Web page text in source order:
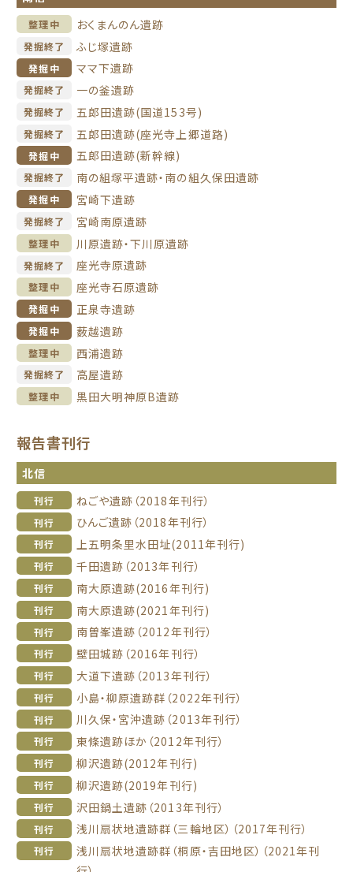
整理中 おくまんのん遺跡
発掘終了 ふじ塚遺跡
発掘中 ママ下遺跡
発掘終了 一の釜遺跡
発掘終了 五郎田遺跡(国道153号)
発掘終了 五郎田遺跡(座光寺上郷道路)
発掘中 五郎田遺跡(新幹線)
発掘終了 南の組塚平遺跡・南の組久保田遺跡
発掘中 宮崎下遺跡
発掘終了 宮崎南原遺跡
整理中 川原遺跡・下川原遺跡
発掘終了 座光寺原遺跡
整理中 座光寺石原遺跡
発掘中 正泉寺遺跡
発掘中 薮越遺跡
整理中 西浦遺跡
発掘終了 高屋遺跡
整理中 黒田大明神原B遺跡
報告書刊行
北信
刊行 ねごや遺跡（2018年刊行）
刊行 ひんご遺跡（2018年刊行）
刊行 上五明条里水田址(2011年刊行)
刊行 千田遺跡（2013年刊行）
刊行 南大原遺跡(2016年刊行)
刊行 南大原遺跡(2021年刊行)
刊行 南曽峯遺跡（2012年刊行）
刊行 壁田城跡（2016年刊行）
刊行 大道下遺跡（2013年刊行）
刊行 小島・柳原遺跡群（2022年刊行）
刊行 川久保・宮沖遺跡（2013年刊行）
刊行 東條遺跡ほか（2012年刊行）
刊行 柳沢遺跡(2012年刊行)
刊行 柳沢遺跡(2019年刊行)
刊行 沢田鍋土遺跡（2013年刊行）
刊行 浅川扇状地遺跡群（三輪地区）（2017年刊行）
刊行
浅川扇状地遺跡群（桐原・吉田地区）（2021年刊